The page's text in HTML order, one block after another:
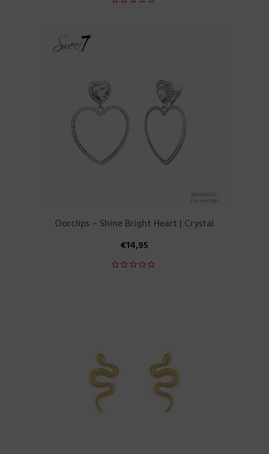
Oorclips – Shine Bright Heart | Crystal
€14,95